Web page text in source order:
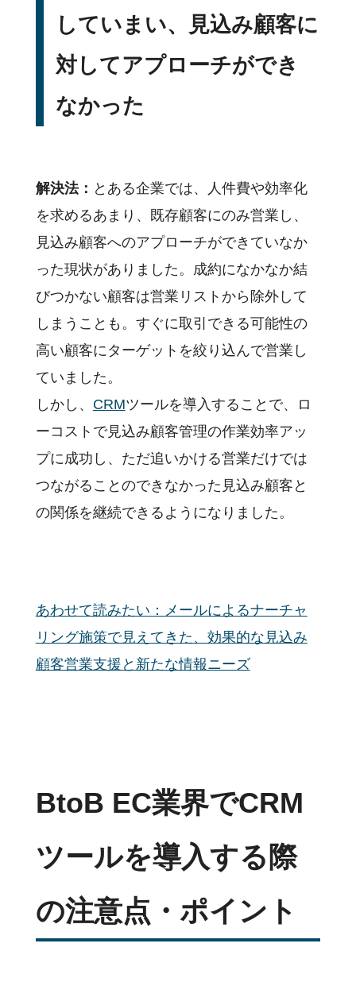
していまい、見込み顧客に
対してアプローチができ
なかった
解決法： とある企業では、人件費や効率化
を求めるあまり、既存顧客にのみ営業し、
見込み顧客へのアプローチができていなか
った現状がありました。成約になかなか結
びつかない顧客は営業リストから除外して
しまうことも。すぐに取引できる可能性の
高い顧客にターゲットを絞り込んで営業し
ていました。
しかし、 CRMツールを導入することで、ロ
ーコストで見込み顧客管理の作業効率アッ
プに成功し、ただ追いかける営業だけでは
つながることのできなかった見込み顧客と
の関係を継続できるようになりました。
あわせて読みたい：メールによるナーチャ
リング施策で見えてきた、効果的な見込み
顧客営業支援と新たな情報ニーズ
BtoB EC業界でCRM
ツールを導入する際
の注意点・ポイント